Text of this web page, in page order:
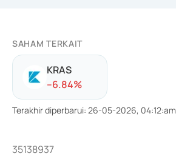
SAHAM TERKAIT
KRAS
--6.84%
Terakhir diperbarui: 26-05-2026, 04:12:am
35138937